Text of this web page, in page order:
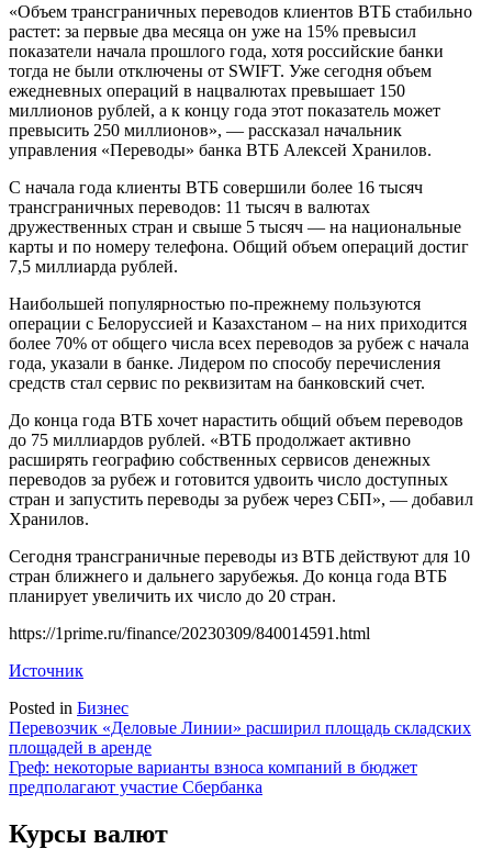
«Объем трансграничных переводов клиентов ВТБ стабильно
растет: за первые два месяца он уже на 15% превысил
показатели начала прошлого года, хотя российские банки
тогда не были отключены от SWIFT. Уже сегодня объем
ежедневных операций в нацвалютах превышает 150
миллионов рублей, а к концу года этот показатель может
превысить 250 миллионов», — рассказал начальник
управления «Переводы» банка ВТБ Алексей Хранилов.
С начала года клиенты ВТБ совершили более 16 тысяч
трансграничных переводов: 11 тысяч в валютах
дружественных стран и свыше 5 тысяч — на национальные
карты и по номеру телефона. Общий объем операций достиг
7,5 миллиарда рублей.
Наибольшей популярностью по-прежнему пользуются
операции с Белоруссией и Казахстаном – на них приходится
более 70% от общего числа всех переводов за рубеж с начала
года, указали в банке. Лидером по способу перечисления
средств стал сервис по реквизитам на банковский счет.
До конца года ВТБ хочет нарастить общий объем переводов
до 75 миллиардов рублей. «ВТБ продолжает активно
расширять географию собственных сервисов денежных
переводов за рубеж и готовится удвоить число доступных
стран и запустить переводы за рубеж через СБП», — добавил
Хранилов.
Сегодня трансграничные переводы из ВТБ действуют для 10
стран ближнего и дальнего зарубежья. До конца года ВТБ
планирует увеличить их число до 20 стран.
https://1prime.ru/finance/20230309/840014591.html
Источник
Posted in Бизнес
Навигация
по
записям
Перевозчик «Деловые Линии» расширил площадь складских
площадей в аренде
Греф: некоторые варианты взноса компаний в бюджет
предполагают участие Сбербанка
Курсы валют